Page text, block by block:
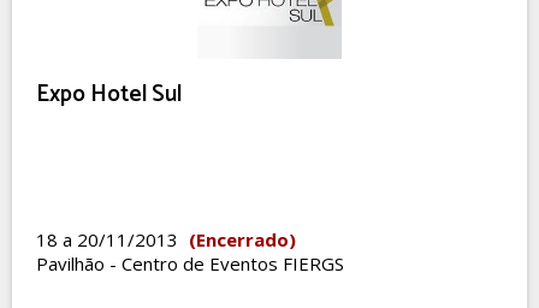
Expo Hotel Sul
18 a 20/11/2013 (Encerrado)
Pavilhão - Centro de Eventos FIERGS